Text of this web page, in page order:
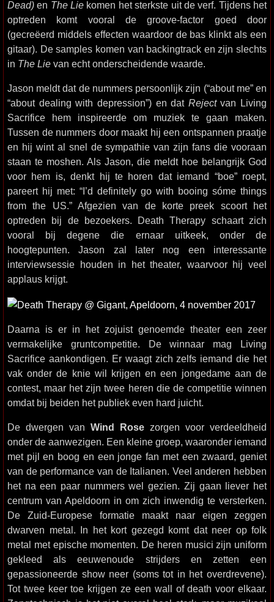
Dead) en The Lie komen het sterkste uit de verf. Tijdens het
optreden komt vooral de groove-factor goed door
(gecreëerd middels effecten waardoor de bas klinkt als een
gitaar). De samples komen van backingtrack en zijn slechts
in The Lie van echt onderscheidende waarde.
Jason meldt dat de nummers persoonlijk zijn (“about me” en
“about dealing with depression”) en dat Rejectvan Living
Sacrifice hem inspireerde om muziek te gaan maken.
Tussen de nummers door maakt hij een ontspannen praatje
en hij wint al snel de sympathie van zijn fans die vooraan
staan te moshen. Als Jason, die meldt hoe belangrijk God
voor hem is, denkt hij te horen dat iemand “boe” roept,
pareert hij met: “I’d definitely go with booing sóme things
from the US.” Afgezien van de korte preek scoort het
optreden bij de bezoekers. Death Therapy schaart zich
vooral bij degene die ernaar uitkeek, onder de
hoogtepunten. Jason zal later nog een interessante
interviewsessie houden in het theater, waarvoor hij veel
applaus krijgt.
Daarna is er in het zojuist genoemde theater een zeer
vermakelijke gruntcompetitie. De winnaar mag Living
Sacrifice aankondigen. Er waagt zich zelfs iemand die het
vak onder de knie wil krijgen en een jongedame aan de
contest, maar het zijn twee heren die de competitie winnen
omdat bij beiden het publiek even hard juicht.
De dwergen van Wind Rose zorgen voor verdeeldheid
onder de aanwezigen. Een kleine groep, waaronder iemand
met pijl en boog en een jonge fan met een zwaard, geniet
van de performance van de Italianen. Veel anderen hebben
het na een paar nummers wel gezien. Zij gaan liever het
centrum van Apeldoorn in om zich inwendig te versterken.
De Zuid-Europese formatie maakt naar eigen zeggen
dwarven metal. In het kort gezegd komt dat neer op folk
metal met epische momenten. De heren musici zijn uniform
gekleed als eeuwenoude strijders en zetten een
gepassioneerde show neer (soms tot in het overdrevene).
Tot twee keer toe krijgen ze een wall of death voor elkaar.